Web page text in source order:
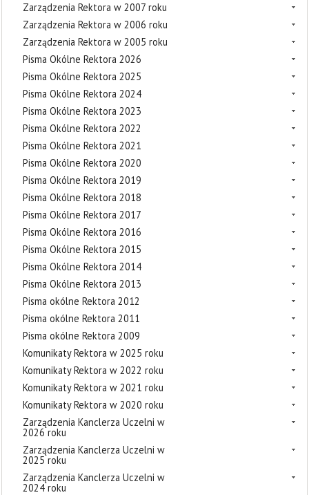
Zarządzenia Rektora w 2007 roku
Zarządzenia Rektora w 2006 roku
Zarządzenia Rektora w 2005 roku
Pisma Okólne Rektora 2026
Pisma Okólne Rektora 2025
Pisma Okólne Rektora 2024
Pisma Okólne Rektora 2023
Pisma Okólne Rektora 2022
Pisma Okólne Rektora 2021
Pisma Okólne Rektora 2020
Pisma Okólne Rektora 2019
Pisma Okólne Rektora 2018
Pisma Okólne Rektora 2017
Pisma Okólne Rektora 2016
Pisma Okólne Rektora 2015
Pisma Okólne Rektora 2014
Pisma Okólne Rektora 2013
Pisma okólne Rektora 2012
Pisma okólne Rektora 2011
Pisma okólne Rektora 2009
Komunikaty Rektora w 2025 roku
Komunikaty Rektora w 2022 roku
Komunikaty Rektora w 2021 roku
Komunikaty Rektora w 2020 roku
Zarządzenia Kanclerza Uczelni w
2026 roku
Zarządzenia Kanclerza Uczelni w
2025 roku
Zarządzenia Kanclerza Uczelni w
2024 roku